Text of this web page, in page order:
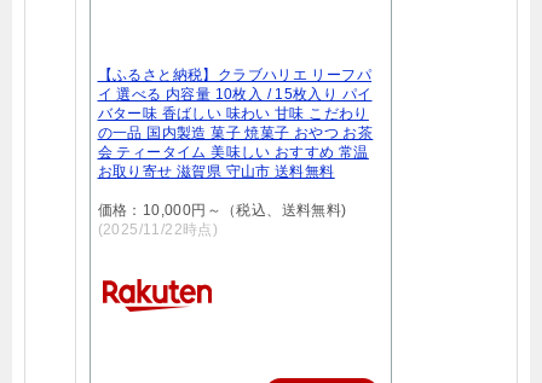
【ふるさと納税】クラブハリエ リーフパ
イ 選べる 内容量 10枚入 / 15枚入り パイ
バター味 香ばしい 味わい 甘味 こだわり
の一品 国内製造 菓子 焼菓子 おやつ お茶
会 ティータイム 美味しい おすすめ 常温
お取り寄せ 滋賀県 守山市 送料無料
価格：10,000円～（税込、送料無料)
(2025/11/22時点)